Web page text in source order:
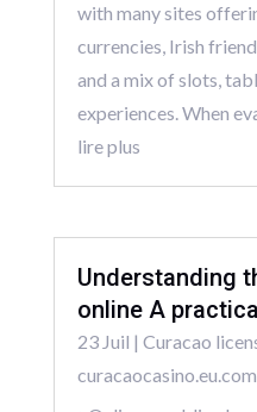
with many sites
currencies, Irish
and a mix of slots,
experiences. When
lire plus
Understanding
online A
23 Juil | Curacao
curacaocasino.eu.com